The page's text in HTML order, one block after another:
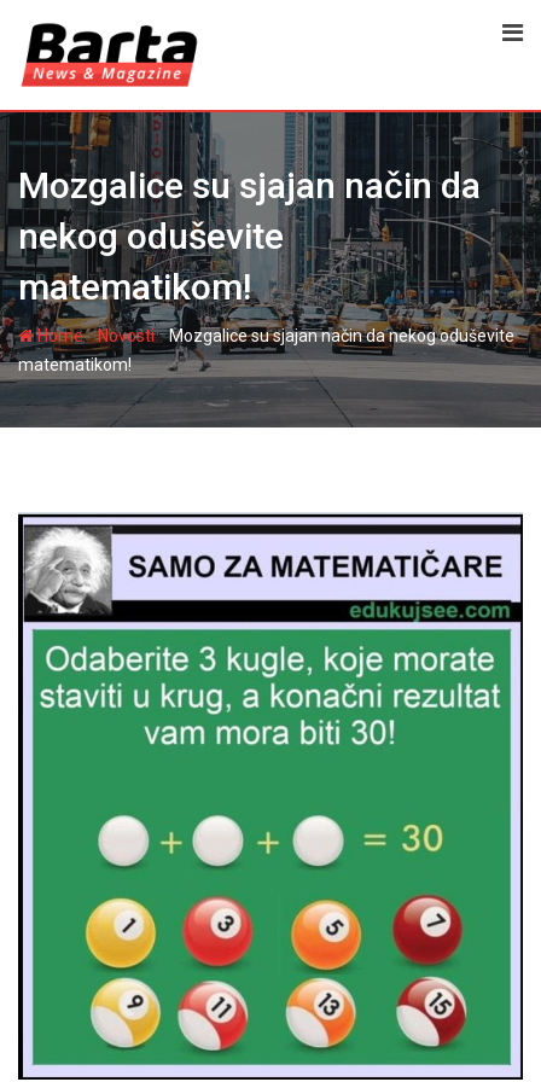
content
Mozgalice su sjajan način da
nekog oduševite
matematikom!
Home-Novosti-Mozgalice su sjajan način da nekog oduševite
matematikom!